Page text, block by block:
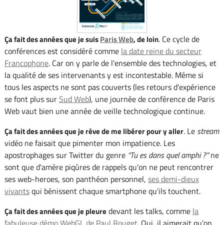
Ça fait des années que je suisParis Web, de loin. Ce cycle de
conférences est considéré comme la date reine du secteur
Francophone. Car on y parle de l'ensemble des technologies, et
la qualité de ses intervenants y est incontestable. Même si
tous les aspects ne sont pas couverts (les retours d'expérience
se font plus surSud Web), une journée de conférence de Paris
Web vaut bien une année de veille technologique continue.
Ça fait des années que je rêve de me libérer pour y aller. Le stream
vidéo ne faisait que pimenter mon impatience. Les
apostrophages sur Twitter du genre Tu es dans quel amphi ? ne
sont que d'amère piqûres de rappels qu'on ne peut rencontrer
ses web-heroes, son panthéon personnel, ses demi-dieux
vivantsqui bénissent chaque smartphone qu'ils touchent.
Ça fait des années que je pleure devant les talks, comme la